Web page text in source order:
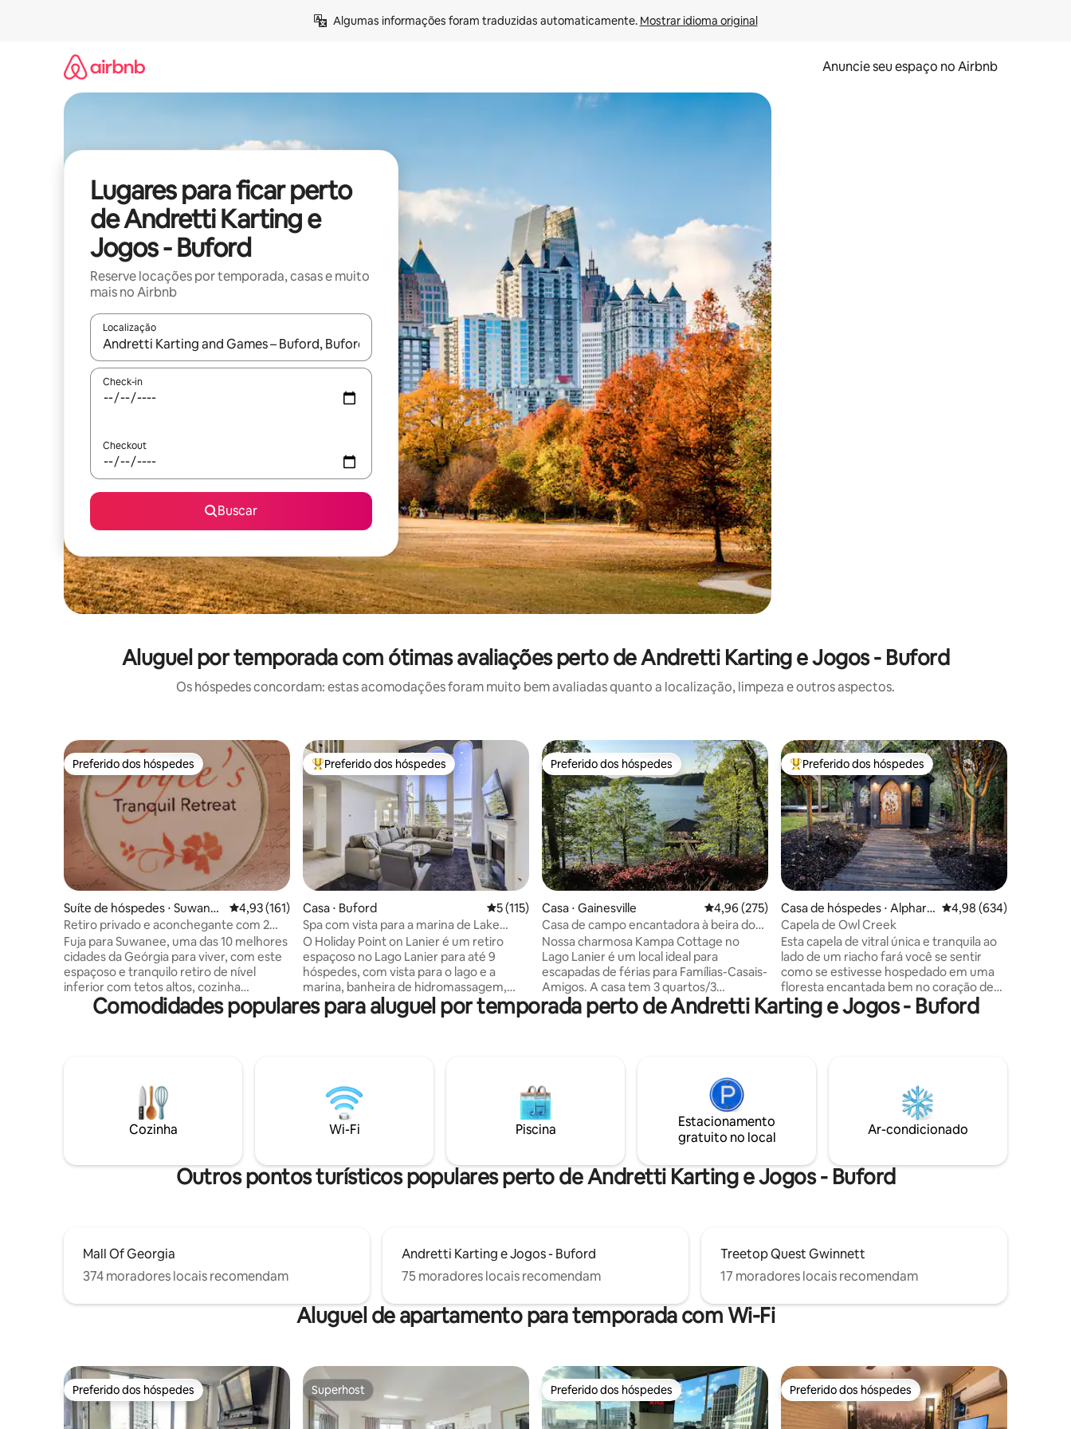
Algumas informações foram traduzidas automaticamente. Mostrar idioma original
Anuncie seu espaço no Airbnb
Lugares para ficar perto
de Andretti Karting e
Jogos - Buford
Reserve locações por temporada, casas e muito
mais no Airbnb
Localização
Quando os resultados estiverem disponíveis, explore-os usando as seta para cima e para baixo do teclado ou tocando e deslizando o dedo na tela.
Check-in
Checkout
Buscar
Aluguel por temporada com ótimas avaliações perto de Andretti Karting e Jogos - Buford
Os hóspedes concordam: estas acomodações foram muito bem avaliadas quanto a localização, limpeza e outros aspectos.
Preferido dos hóspedes
Preferido dos hóspedes
Suíte de hóspedes ⋅ Suwane
e
4,93 de uma avaliação média de 5, 161 avaliações
4,93 (161)
Retiro privado e aconchegante com 2
quartos/cozinha completa e FR
Fuja para Suwanee, uma das 10 melhores
cidades da Geórgia para viver, com este
espaçoso e tranquilo retiro de nível
inferior com tetos altos, cozinha
totalmente abastecida e sala de estar
confortável. Cama Queen size e 2 camas
caminhadas e parques e a poucos
minutos do maior shopping e lago
recreativo do estado, compras
premiadas, restaurantes e locais de
NÃO SÃO PERMITIDOS ANIMAIS DE
ESTIMAÇÃO, ÁLCOOL, FUMAR/VAPING
Entre os melhores preferidos dos hóspedes
Preferido dos hóspedes
Casa ⋅ Buford 5 de uma avaliação média de 5, 115 avaliações
5 (115)
Spa com vista para a marina de Lake
Lanier Islands/carrinho de golfe/skittles
O Holiday Point on Lanier é um retiro
espaçoso no Lago Lanier para até 9
hóspedes, com vista para o lago e a
marina, banheira de hidromassagem,
espaços de cinema, jogos e uma
localização privilegiada perto do Lanier
Water Park e refeições no Twisted Oar
ou no LandShark Bar & Grill. Relaxe no
deck, faça um churrasco para o jantar ou
relaxe na banheira de hidromassagem
Preferido dos hóspedes
Preferido dos hóspedes
Casa ⋅ Gainesville 4,96 de uma avaliação média de 5, 275 avaliações
4,96 (275)
Casa de campo encantadora à beira do
lago no Lago Lanier com doca
Nossa charmosa Kampa Cottage no
Lago Lanier é um local ideal para
escapadas de férias para Famílias-Casais-
Amigos. A casa tem 3 quartos/3
banheiros completos e acomoda
confortavelmente 7-8 pessoas. Oferece
privada coberta. Você pode relaxar no
cais, pescar, nadar, caiaque, barco, visitar
Margaritaville/ Lake Lanier Islands, jantar
no Park Marina, alugar jet skis e pranchas
de remo, caminhada, piquenique e muito
Entre os melhores preferidos dos hóspedes
Preferido dos hóspedes
Casa de hóspedes ⋅ Alphare
tta
4,98 de uma avaliação
4,98 (634)
Capela de Owl Creek
Esta capela de vitral única e tranquila ao
lado de um riacho fará você se sentir
como se estivesse hospedado em uma
floresta encantada bem no coração de
Alpharetta. Recline-se na banheira de
hidromassagem ou relaxe ao redor da
cama confortável sob um teto de cedro.
Recém-construído em agosto de 2022,
este espaço foi sonhado, projetado e
construído com a melhor experiência
Comodidades populares para aluguel por temporada perto de Andretti Karting e Jogos - Buford
Cozinha Wi-Fi Piscina
Estacionamento
gratuito no local
Ar-condicionado
Outros pontos turísticos populares perto de Andretti Karting e Jogos - Buford
Mall Of Georgia
374 moradores locais recomendam
Andretti Karting e Jogos - Buford
75 moradores locais recomendam
Treetop Quest Gwinnett
17 moradores locais recomendam
Aluguel de apartamento para temporada com Wi-Fi
Preferido dos hóspedes
Preferido dos hóspedes Superhost
Superhost Preferido dos hóspedes
Preferido dos hóspedes Preferido dos hóspedes
Preferido dos hóspedes